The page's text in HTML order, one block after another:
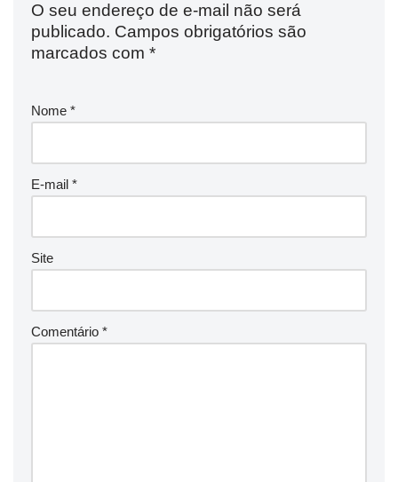
O seu endereço de e-mail não será
publicado. Campos obrigatórios são
marcados com *
Nome *
E-mail *
Site
Comentário *